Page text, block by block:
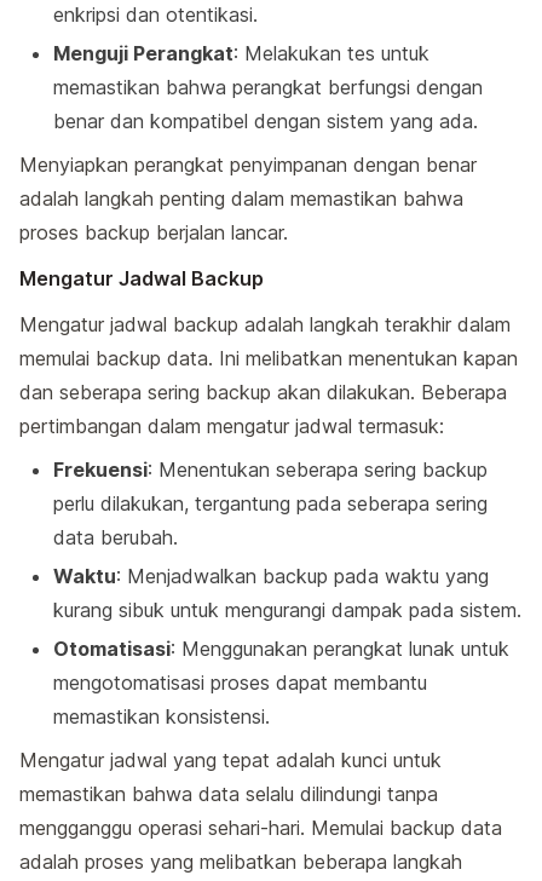
enkripsi dan otentikasi.
Menguji Perangkat: Melakukan tes untuk
memastikan bahwa perangkat berfungsi dengan
benar dan kompatibel dengan sistem yang ada.
Menyiapkan perangkat penyimpanan dengan benar
adalah langkah penting dalam memastikan bahwa
proses backup berjalan lancar.
Mengatur Jadwal Backup
Mengatur jadwal backup adalah langkah terakhir dalam
memulai backup data. Ini melibatkan menentukan kapan
dan seberapa sering backup akan dilakukan. Beberapa
pertimbangan dalam mengatur jadwal termasuk:
Frekuensi: Menentukan seberapa sering backup
perlu dilakukan, tergantung pada seberapa sering
data berubah.
Waktu: Menjadwalkan backup pada waktu yang
kurang sibuk untuk mengurangi dampak pada sistem.
Otomatisasi: Menggunakan perangkat lunak untuk
mengotomatisasi proses dapat membantu
memastikan konsistensi.
Mengatur jadwal yang tepat adalah kunci untuk
memastikan bahwa data selalu dilindungi tanpa
mengganggu operasi sehari-hari. Memulai backup data
adalah proses yang melibatkan beberapa langkah